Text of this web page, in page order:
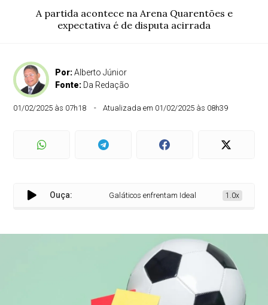
A partida acontece na Arena Quarentões e
expectativa é de disputa acirrada
Por:Alberto Júnior
Fonte: Da Redação
01/02/2025 às 07h18 Atualizada em 01/02/2025 às 08h39
Ouça: Galáticos enfrentam Ideal pelas quartas de final
1.0x